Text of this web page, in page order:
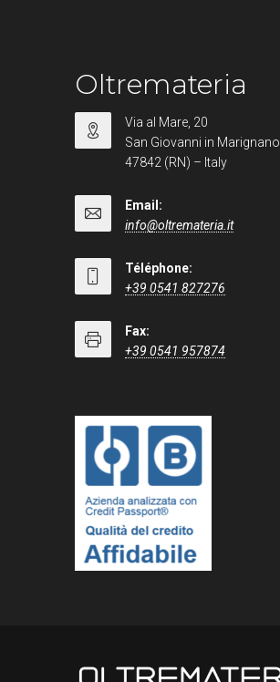
Oltremateria
Via al Mare, 20
San Giovanni in Marignano
47842 (RN) – Italy
Email:
info@oltremateria.it
Téléphone:
+39 0541 827276
Fax:
+39 0541 957874